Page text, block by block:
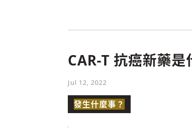
CAR-T 抗癌新藥
Jul 12, 2022
發生什麼事？